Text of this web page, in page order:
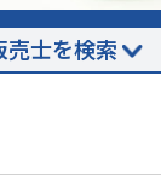
売士を検索